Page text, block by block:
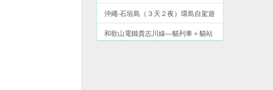
沖繩‧石垣島（３天２夜）環島自駕遊
和歌山電鐵貴志川線—貓列車＋貓站
長（半天）鐵路遊